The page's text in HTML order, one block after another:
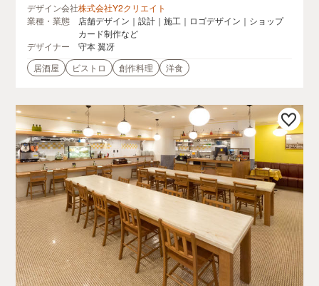
デザイン会社株式会社Y2クリエイト
業種・業態
店舗デザイン｜設計｜施工｜ロゴデザイン｜ショップ
カード制作など
デザイナー
守本 翼冴
居酒屋
ビストロ 創作料理 洋食